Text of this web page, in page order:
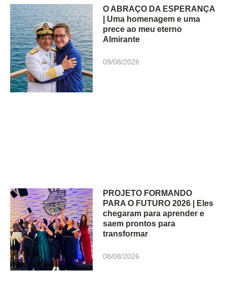
O ABRAÇO DA ESPERANÇA
| Uma homenagem e uma
prece ao meu eterno
Almirante
09/08/2026
PROJETO FORMANDO
PARA O FUTURO 2026 | Eles
chegaram para aprender e
saem prontos para
transformar
08/08/2026